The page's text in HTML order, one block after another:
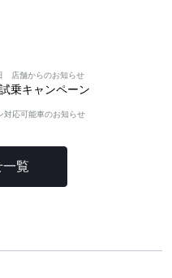
店舗からのお知らせ
乗キャンペーン
対応可能車のお知らせ
一覧